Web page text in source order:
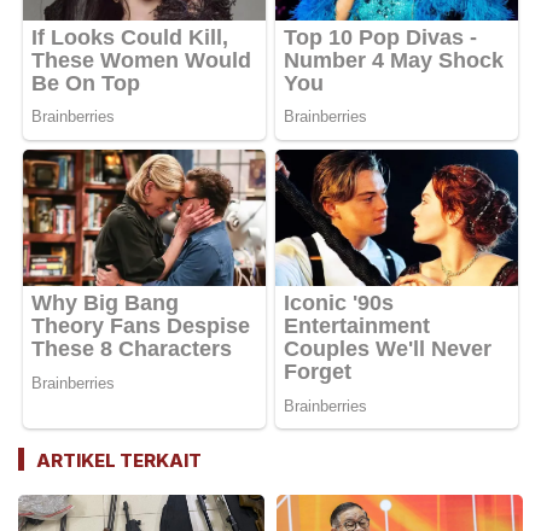
ARTIKEL TERKAIT